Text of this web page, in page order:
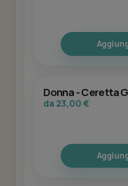
Donna - Ceretta
da 23,00 €